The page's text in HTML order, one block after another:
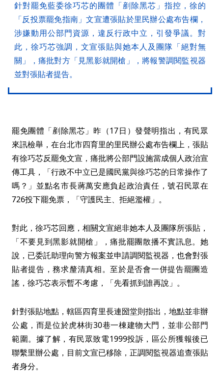
針對罷免藍委徐巧芯的團體「剷除黑芯」指控，徐的
「反投票罷免指南」文宣遭張貼於里民辦公處布告欄，
涉嫌動用公部門資源，違反行政中立，引發爭議。對
此，徐巧芯強調，文宣張貼與她本人及團隊「絕對無
關」，痛批對方「見黑影就開槍」，將報警調閱監視器
並對張貼者提告。
罷免團體「剷除黑芯」昨（17日）發聲明指出，有民眾
來訊檢舉，在台北市四育里的里民辦公處布告欄上，張貼
有徐巧芯反罷免文宣，痛批將公部門設施當成個人政治宣
傳工具，「行政不中立已是國民黨與徐巧芯的日常操作了
嗎？」並點名市長蔣萬安應負起政治責任，號召民眾在
726投下罷免票，「守護民主、拒絕濫權」。
對此，徐巧芯回應，相關文宣絕非她本人及團隊所張貼，
「不要見到黑影就開槍」，痛批罷團散播不實訊息。她
說，已委託助理向警方報案並申請調閱監視器，也會對張
貼者提告，務求釐清真相。至於是否會一併提告罷團造
謠，徐巧芯表示暫不考慮，「先看抓到誰再說」。
針對張貼地點，轄區四育里長連圀堂則指出，地點並非辦
公處，而是位於虎林街30巷一棟建物大門，並非公部門
範圍。據了解，有民眾致電1999投訴，區公所獲報後已
聯繫里辦公處，目前文宣已移除，正調閱監視器追查張貼
者身分。